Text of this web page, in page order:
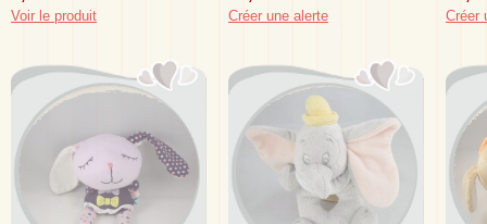
Voir le produit Créer une alerte Créer